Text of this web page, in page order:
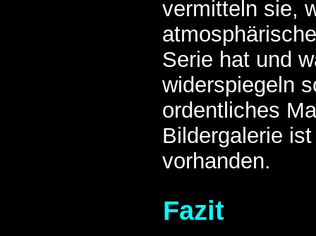
vermitteln sie,
Serie hat und
widerspiegeln
ordentliches
Bildergalerie
vorhanden.
Fazit